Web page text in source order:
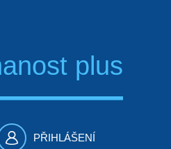
plus
PŘIHLÁŠENÍ